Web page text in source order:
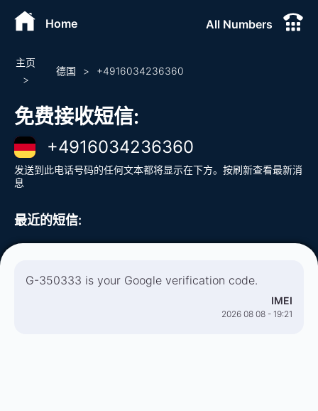
Home All Numbers
主页
>
德国 > +4916034236360
免费接收短信:
+4916034236360
发送到此电话号码的任何文本都将显示在下方。按刷新查看最新消
息
最近的短信:
G-350333 is your Google verification code.
IMEI
2026 08 08 - 19:21